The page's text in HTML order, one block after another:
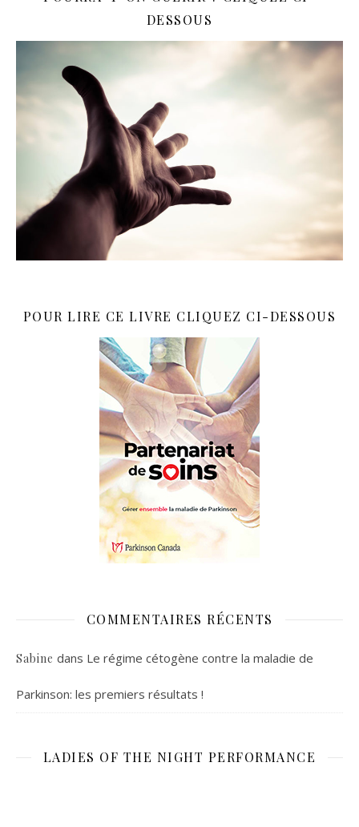
DESSOUS
POUR LIRE CE LIVRE CLIQUEZ CI-DESSOUS
COMMENTAIRES RÉCENTS
Sabine dans Le régime cétogène contre la maladie de
Parkinson: les premiers résultats !
LADIES OF THE NIGHT PERFORMANCE